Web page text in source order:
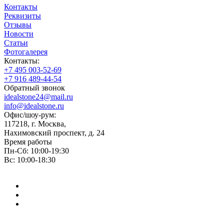
Контакты
Реквизиты
Отзывы
Новости
Статьи
Фотогалерея
Контакты:
+7 495 003-52-69
+7 916 489-44-54
Обратный звонок
idealstone24@mail.ru
info@idealstone.ru
Офис/шоу-рум:
117218, г. Москва,
Нахимовский проспект, д. 24
Время работы
Пн-Сб: 10:00-19:30
Вс: 10:00-18:30